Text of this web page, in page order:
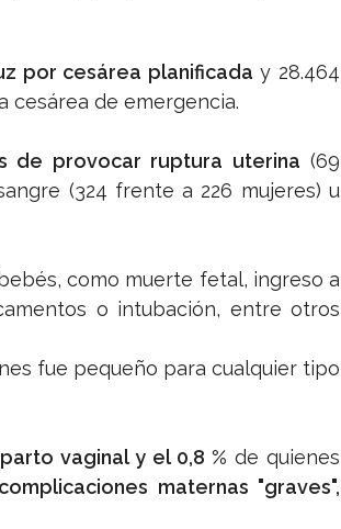
por cesárea planificada y 28.464
cesárea de emergencia.
de provocar ruptura uterina (69
(324 frente a 226 mujeres) u
como muerte fetal, ingreso a
o intubación, entre otros
fue pequeño para cualquier tipo
vaginal y el 0,8 % de quienes
maternas "graves",